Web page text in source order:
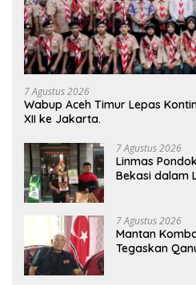
7 Agustus 2026
Wabup Aceh Timur Lepas
XII ke Jakarta.
7 Agustus 2026
Linmas
Bekasi dalam
7 Agustus 2026
Mantan
Tegaskan